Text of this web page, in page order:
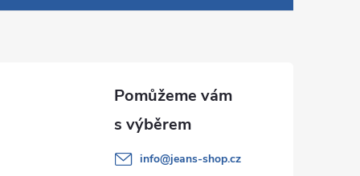
info@jeans-shop.cz